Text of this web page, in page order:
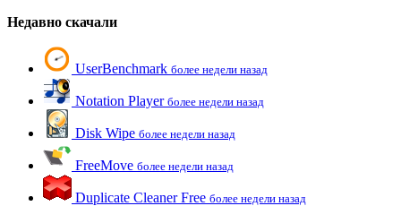
Недавно скачали
UserBenchmark более недели назад
Notation Player более недели назад
Disk Wipe более недели назад
FreeMove более недели назад
Duplicate Cleaner Free более недели назад